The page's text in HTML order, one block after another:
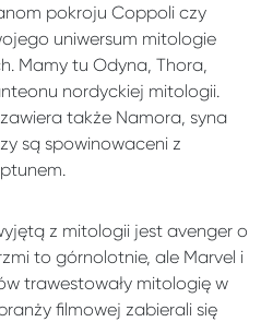
pokroju Coppoli czy
uniwersum mitologie
Mamy tu Odyna, Thora,
nordyckiej mitologii.
także Namora, syna
są spowinowaceni z
z mitologii jest avenger o
to górnolotnie, ale Marvel i
trawestowały mitologię w
filmowej zabierali się